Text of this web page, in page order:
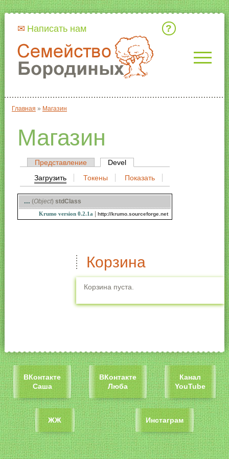
Написать нам
Вы здесь
Главная » Магазин
Магазин
Главные вкладки
Представление Devel(активная вкладка)
Вторичные вкладки
Загрузить(активная вкладка)
Токены Показать
... (Object) stdClass
Krumo version 0.2.1a| http://krumo.sourceforge.net
Корзина
Корзина пуста.
ВКонтакте
Саша
ВКонтакте
Люба
Канал
YouTube
ЖЖ Инстаграм